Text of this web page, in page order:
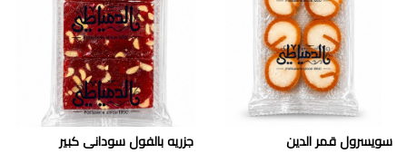
سويسرول قمر الدين جزريه بالفول سودانى كبير